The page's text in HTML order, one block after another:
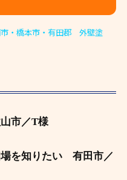
・橋本市・ 有田郡 外壁塗
市／T様
を知りたい有田市／